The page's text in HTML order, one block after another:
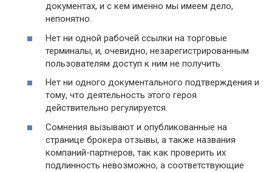
документах, и с кем именно мы имеем дело,
непонятно.
Нет ни одной рабочей ссылки на торговые
терминалы, и, очевидно, незарегистрированным
пользователям доступ к ним не получить.
Нет ни одного документального подтверждения и
тому, что деятельность этого героя
действительно регулируется.
Сомнения вызывают и опубликованные на
странице брокера отзывы, а также названия
компаний-партнеров, так как проверить их
подлинность невозможно, а соответствующие